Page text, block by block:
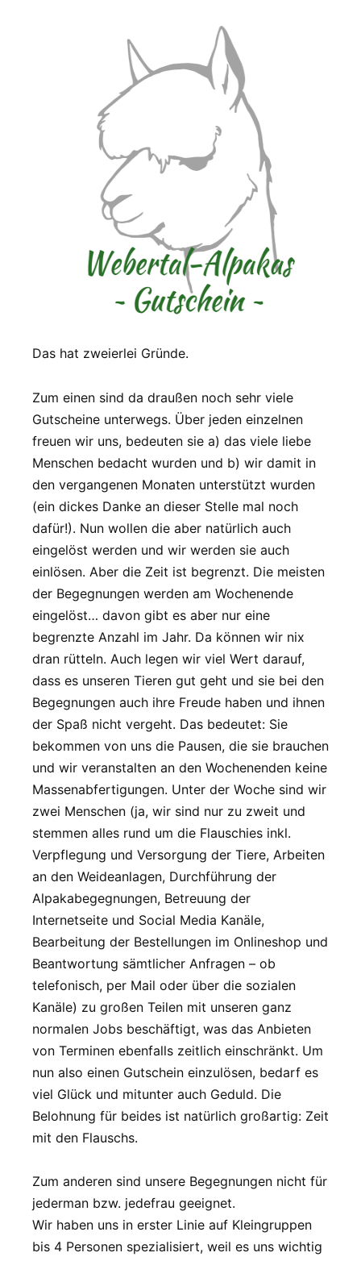
Das hat zweierlei Gründe.
Zum einen sind da draußen noch sehr viele
Gutscheine unterwegs. Über jeden einzelnen
freuen wir uns, bedeuten sie a) das viele liebe
Menschen bedacht wurden und b) wir damit in
den vergangenen Monaten unterstützt wurden
(ein dickes Danke an dieser Stelle mal noch
dafür!). Nun wollen die aber natürlich auch
eingelöst werden und wir werden sie auch
einlösen. Aber die Zeit ist begrenzt. Die meisten
der Begegnungen werden am Wochenende
eingelöst… davon gibt es aber nur eine
begrenzte Anzahl im Jahr. Da können wir nix
dran rütteln. Auch legen wir viel Wert darauf,
dass es unseren Tieren gut geht und sie bei den
Begegnungen auch ihre Freude haben und ihnen
der Spaß nicht vergeht. Das bedeutet: Sie
bekommen von uns die Pausen, die sie brauchen
und wir veranstalten an den Wochenenden keine
Massenabfertigungen. Unter der Woche sind wir
zwei Menschen (ja, wir sind nur zu zweit und
stemmen alles rund um die Flauschies inkl.
Verpflegung und Versorgung der Tiere, Arbeiten
an den Weideanlagen, Durchführung der
Alpakabegegnungen, Betreuung der
Internetseite und Social Media Kanäle,
Bearbeitung der Bestellungen im Onlineshop und
Beantwortung sämtlicher Anfragen – ob
telefonisch, per Mail oder über die sozialen
Kanäle) zu großen Teilen mit unseren ganz
normalen Jobs beschäftigt, was das Anbieten
von Terminen ebenfalls zeitlich einschränkt. Um
nun also einen Gutschein einzulösen, bedarf es
viel Glück und mitunter auch Geduld. Die
Belohnung für beides ist natürlich großartig: Zeit
mit den Flauschs.
Zum anderen sind unsere Begegnungen nicht für
jederman bzw. jedefrau geeignet.
Wir haben uns in erster Linie auf Kleingruppen
bis 4 Personen spezialisiert, weil es uns wichtig